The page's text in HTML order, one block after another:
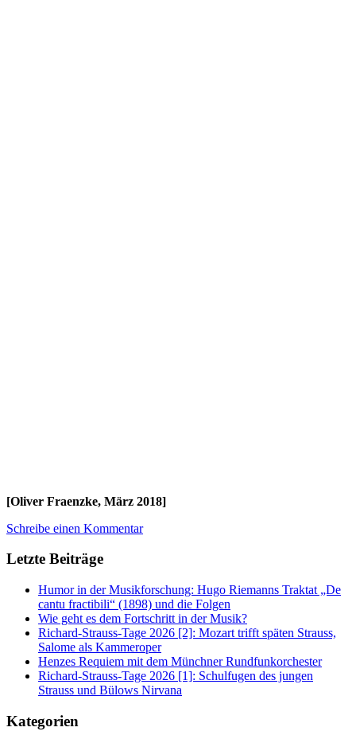
[Oliver Fraenzke, März 2018]
Schreibe einen Kommentar
Letzte Beiträge
Humor in der Musikforschung: Hugo Riemanns Traktat „De
cantu fractibili“ (1898) und die Folgen
Wie geht es dem Fortschritt in der Musik?
Richard-Strauss-Tage 2026 [2]: Mozart trifft späten Strauss,
Salome als Kammeroper
Henzes Requiem mit dem Münchner Rundfunkorchester
Richard-Strauss-Tage 2026 [1]: Schulfugen des jungen
Strauss und Bülows Nirvana
Kategorien